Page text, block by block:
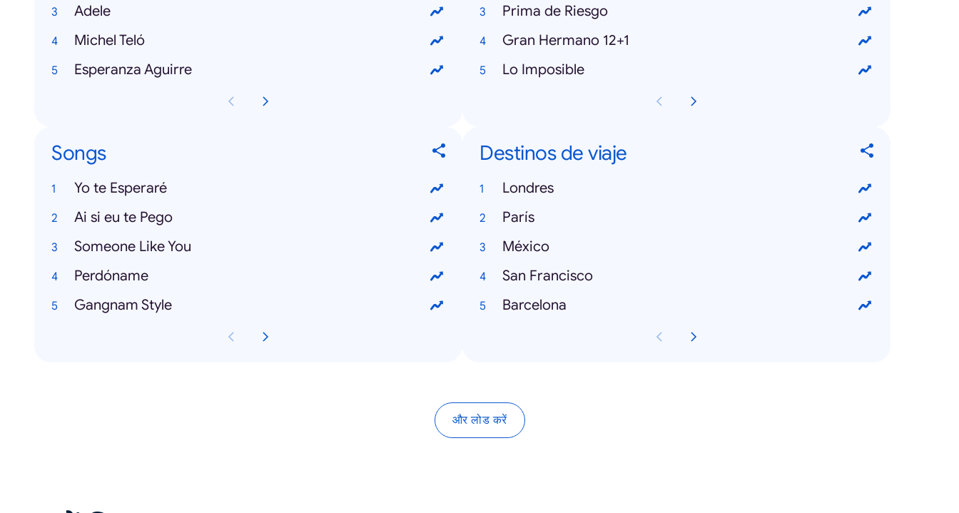
Adele
Michel Teló
Esperanza Aguirre
Prima de Riesgo
Gran Hermano 12+1
Lo Imposible
Songs
Yo te Esperaré
Ai si eu te Pego
Someone Like You
Perdóname
Gangnam Style
Destinos de viaje
Londres
París
México
San Francisco
Barcelona
और लोड करें